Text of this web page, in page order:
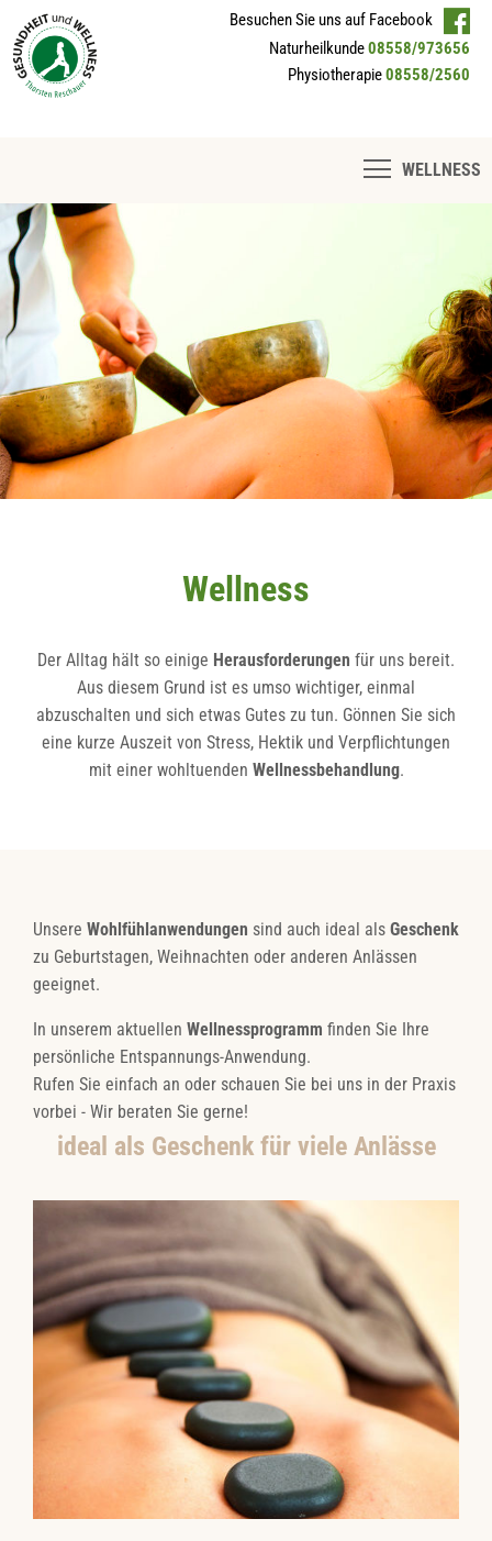
Besuchen Sie uns auf Facebook
Naturheilkunde08558/973656
Physiotherapie08558/2560
WELLNESS
Wellness
Der Alltag hält so einige Herausforderungen für uns bereit.
Aus diesem Grund ist es umso wichtiger, einmal
abzuschalten und sich etwas Gutes zu tun. Gönnen Sie sich
eine kurze Auszeit von Stress, Hektik und Verpflichtungen
mit einer wohltuenden Wellnessbehandlung.
Unsere Wohlfühlanwendungen sind auch ideal als Geschenk
zu Geburtstagen, Weihnachten oder anderen Anlässen
geeignet.
In unserem aktuellen Wellnessprogramm finden Sie Ihre
persönliche Entspannungs-Anwendung.
Rufen Sie einfach an oder schauen Sie bei uns in der Praxis
vorbei - Wir beraten Sie gerne!
ideal als Geschenk für viele Anlässe